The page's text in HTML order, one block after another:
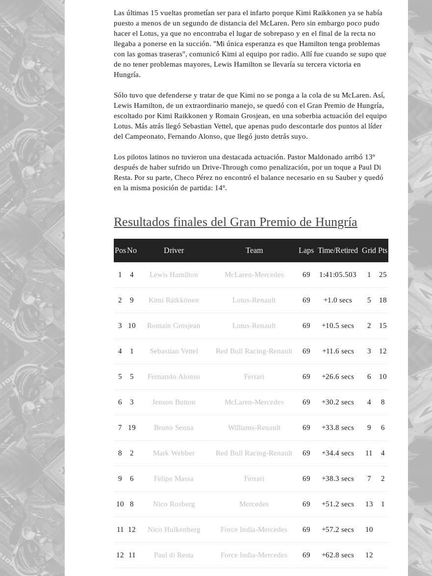
Las últimas 15 vueltas prometían ser para el infarto porque Kimi Raikkonen ya se había
puesto a menos de un segundo de distancia del McLaren. Pero sin embargo poco pudo
hacer el Lotus, ya que no encontraba el lugar de sobrepaso y en el final de la recta no
llegaba a ponerse en la succión. "Mi única esperanza es que Hamilton tenga problemas
con las gomas traseras", comunicó Kimi al equipo por radio. Allí fue cuando se supo que
de no tener problemas mayores, Lewis Hamilton se llevaría su tercera victoria en
Hungría.
Sólo tuvo que defenderse y tratar de que Kimi no se ponga a la cola de su McLaren. Así,
Lewis Hamilton, de un extraordinario manejo, se quedó con el Gran Premio de Hungría,
escoltado por Kimi Raikkonen y Romain Grosjean, en una soberbia actuación del equipo
Lotus. Más atrás llegó Sebastian Vettel, que apenas pudo descontarle dos puntos al líder
del Campeonato, Fernando Alonso, que llegó justo detrás suyo.
Los pilotos latinos no tuvieron una destacada actuación. Pastor Maldonado arribó 13º
después de haber sufrido un Drive-Through como penalización, por un toque a Paul Di
Resta. Por su parte, Checo Pérez no encontró el balance necesario en su Sauber y quedó
en la misma posición de partida: 14º.
Resultados finales del Gran Premio de Hungría
PosNo Driver Team Laps Time/Retired Grid Pts
1 4 Lewis Hamilton McLaren-Mercedes 69 1:41:05.503 1 25
2 9 Kimi Räikkönen Lotus-Renault 69 +1.0 secs 5 18
3 10 Romain Grosjean Lotus-Renault 69 +10.5 secs 2 15
4 1 Sebastian Vettel Red Bull Racing-Renault 69 +11.6 secs 3 12
5 5 Fernando Alonso Ferrari 69 +26.6 secs 6 10
6 3 Jenson Button McLaren-Mercedes 69 +30.2 secs 4 8
7 19 Bruno Senna Williams-Renault 69 +33.8 secs 9 6
8 2 Mark Webber Red Bull Racing-Renault 69 +34.4 secs 11 4
9 6 Felipe Massa Ferrari 69 +38.3 secs 7 2
10 8 Nico Rosberg Mercedes 69 +51.2 secs 13 1
11 12 Nico Hulkenberg Force India-Mercedes 69 +57.2 secs 10
12 11 Paul di Resta Force India-Mercedes 69 +62.8 secs 12